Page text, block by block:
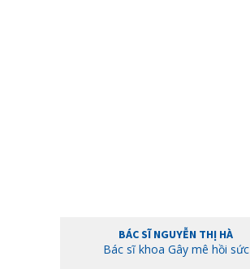
BÁC SĨ NGUYỄN THỊ HÀ
Bác sĩ khoa Gây mê hồi sức